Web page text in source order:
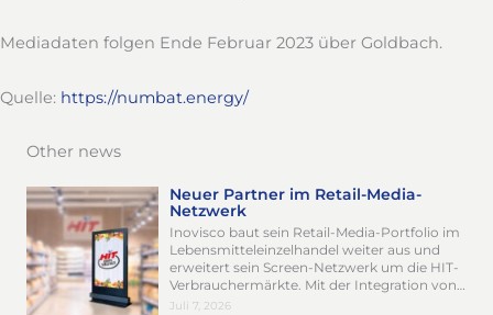
Mediadaten folgen Ende Februar 2023 über Goldbach.
Quelle: https://numbat.energy/
Other news
Neuer Partner im Retail-Media-
Netzwerk
Inovisco baut sein Retail-Media-Portfolio im
Lebensmitteleinzelhandel weiter aus und
erweitert sein Screen-Netzwerk um die HIT-
Verbrauchermärkte. Mit der Integration von…
Juli 7, 2026